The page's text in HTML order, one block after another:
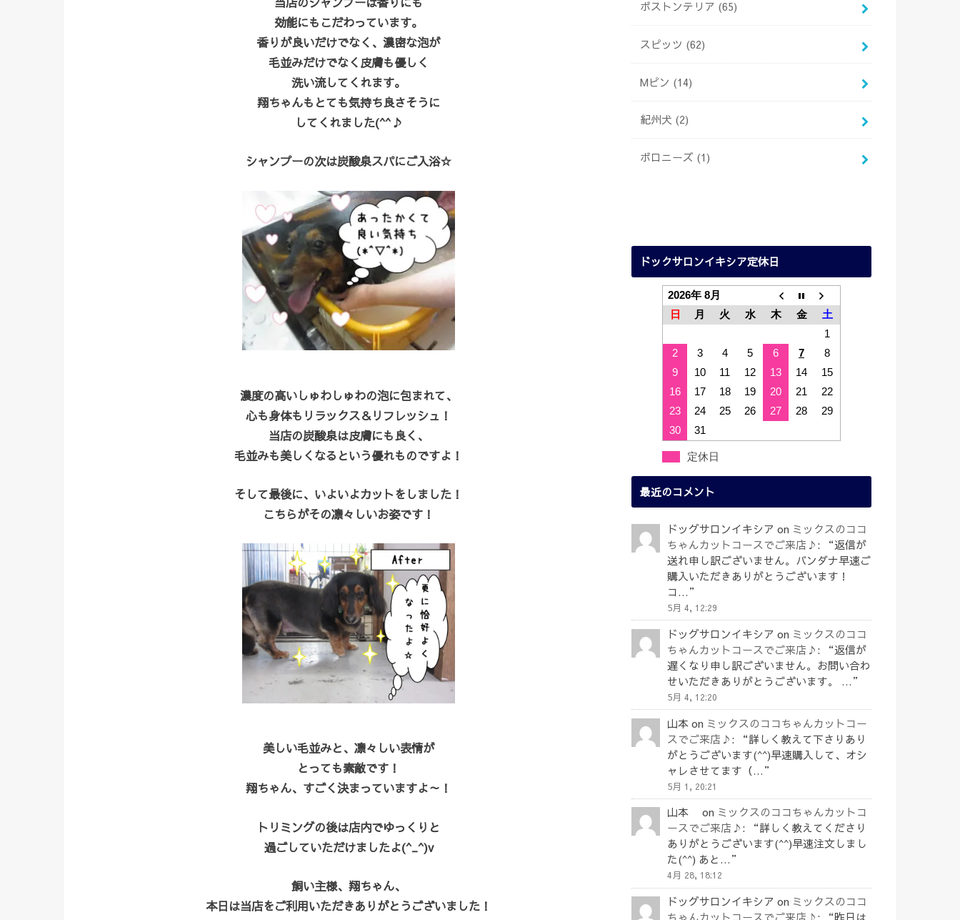
効能にもこだわっています。
香りが良いだけでなく、濃密な泡が
毛並みだけでなく皮膚も優しく
洗い流してくれます。
翔ちゃんもとても気持ち良さそうに
してくれました(^^♪
シャンプーの次は炭酸泉スパにご入浴☆
濃度の高いしゅわしゅわの泡に包まれて、
心も身体もリラックス＆リフレッシュ！
当店の炭酸泉は皮膚にも良く、
毛並みも美しくなるという優れものですよ！
そして最後に、いよいよカットをしました！
こちらがその凛々しいお姿です！
美しい毛並みと、凛々しい表情が
とっても素敵です！
翔ちゃん、すごく決まっていますよ～！
トリミングの後は店内でゆっくりと
過ごしていただけましたよ(^_^)v
飼い主様、翔ちゃん、
本日は当店をご利用いただきありがとうございました！
ボストンテリア (65)
スピッツ (62)
Mピン (14)
紀州犬 (2)
ボロニーズ (1)
ドックサロンイキシア定休日
2026年 8月
日
月 火 水 木 金
土
1
2
3 4 5 6 7
8
9
10 11 12 13 14
15
16
17 18 19 20 21
22
23
24 25 26 27 28
29
30
31
定休日
最近のコメント
ドッグサロンイキシア on ミックスのココ
ちゃんカットコースでご来店♪ : “返信が
送れ申し訳ございません。バンダナ早速ご
購入いただきありがとうございます！
コ… ”
5月 4, 12:29
ドッグサロンイキシア on ミックスのココ
ちゃんカットコースでご来店♪ : “返信が
遅くなり申し訳ございません。お問い合わ
せいただきありがとうございます。 … ”
5月 4, 12:20
山本 on ミックスのココちゃんカットコー
スでご来店♪ : “詳しく教えて下さりあり
がとうございます(^^)早速購入して、オシ
ャレさせてます（… ”
5月 1, 20:21
山本 on ミックスのココちゃんカットコ
ースでご来店♪ : “詳しく教えてくださり
ありがとうございます(^^)早速注文しまし
た(^^) あと… ”
4月 28, 18:12
ドッグサロンイキシア on ミックスのココ